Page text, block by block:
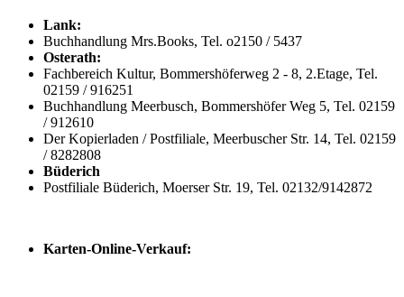
Lank:
Buchhandlung Mrs.Books, Tel. o2150 / 5437
Osterath:
Fachbereich Kultur, Bommershöferweg 2 - 8, 2.Etage, Tel.
02159 / 916251
Buchhandlung Meerbusch, Bommershöfer Weg 5, Tel. 02159
/ 912610
Der Kopierladen / Postfiliale, Meerbuscher Str. 14, Tel. 02159
/ 8282808
Büderich
Postfiliale Büderich, Moerser Str. 19, Tel. 02132/9142872
Karten-Online-Verkauf: